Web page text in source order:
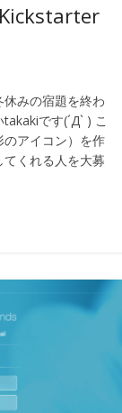
みの宿題を終わ
です(´Д` ) こ
アイコン）を作
くれる人を大募